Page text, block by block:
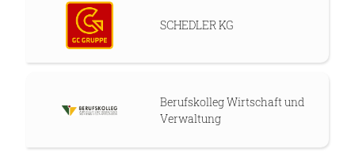
SCHEDLER KG
Berufskolleg Wirtschaft und
Verwaltung